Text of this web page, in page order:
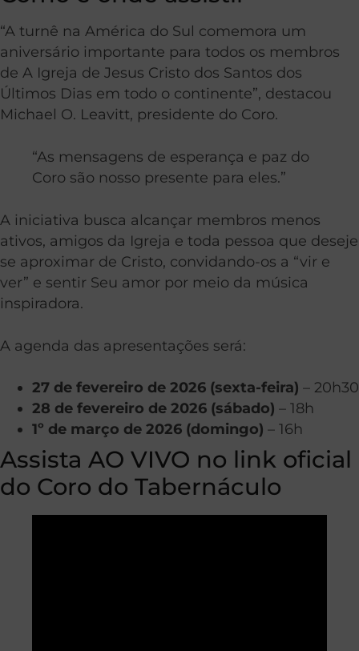
“A turnê na América do Sul comemora um
aniversário importante para todos os membros
de A Igreja de Jesus Cristo dos Santos dos
Últimos Dias em todo o continente”, destacou
Michael O. Leavitt, presidente do Coro.
“As mensagens de esperança e paz do
Coro são nosso presente para eles.”
A iniciativa busca alcançar membros menos
ativos, amigos da Igreja e toda pessoa que deseje
se aproximar de Cristo, convidando-os a “vir e
ver” e sentir Seu amor por meio da música
inspiradora.
A agenda das apresentações será:
27 de fevereiro de 2026 (sexta-feira) – 20h30
28 de fevereiro de 2026 (sábado) – 18h
1º de março de 2026 (domingo) – 16h
Assista AO VIVO no link oficial
do Coro do Tabernáculo